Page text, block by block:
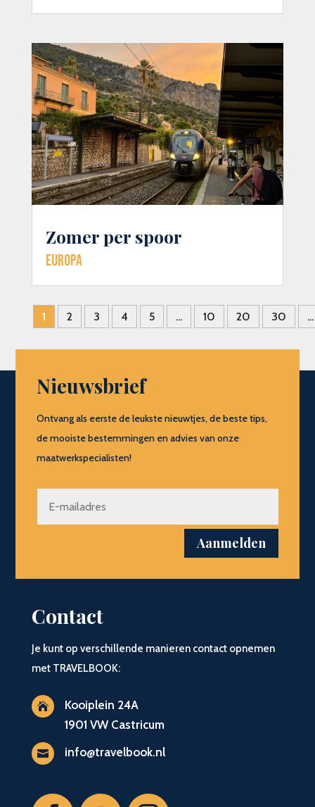
Zomer per spoor
Europa
1 2 3 4 5 ... 10 20 30 ...
Nieuwsbrief
Ontvang als eerste de leukste nieuwtjes, de beste tips,
de mooiste bestemmingen en advies van onze
maatwerkspecialisten!
Aanmelden
Contact
Je kunt op verschillende manieren contact opnemen
met TRAVELBOOK:

Kooiplein 24A
1901 VW Castricum
 info@travelbook.nl